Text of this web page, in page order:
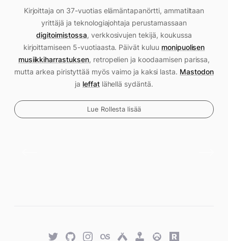
Kirjoittaja on 37-vuotias elämäntapanörtti, ammatiltaan
yrittäjä ja teknologiajohtaja perustamassaan
digitoimistossa, verkkosivujen tekijä, koukussa
kirjoittamiseen 5-vuotiaasta. Päivät kuluu monipuolisen
musiikkiharrastuksen, retropelien ja koodaamisen parissa,
mutta arkea piristyttää myös vaimo ja kaksi lasta. Mastodon
ja leffatlähellä sydäntä.
Lue Rollesta lisää
TwitterGitHubTwitterLast.fmUntappd
RetroOverwatch
Rawg.io